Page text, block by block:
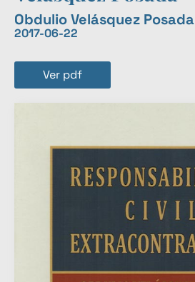
Obdulio Velásquez Posada
2017-06-22
Ver pdf